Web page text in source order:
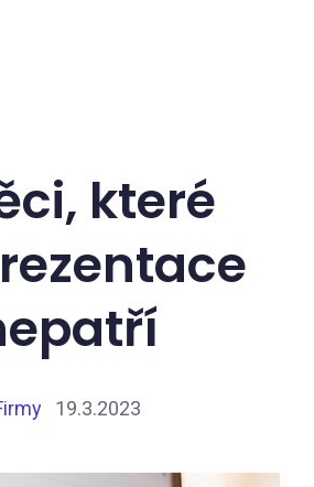
které
19.3.2023